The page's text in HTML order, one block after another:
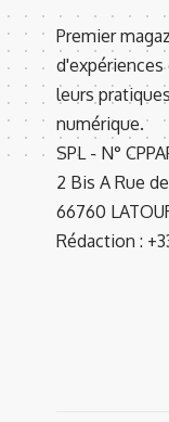
Premier
leurs
numérique.
SPL - N°
2 Bis A Rue
66760
Rédaction :